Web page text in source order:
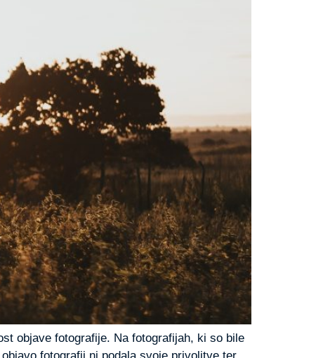
objave fotografije. Na fotografijah, ki so bile